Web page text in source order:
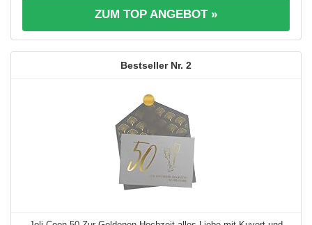
ZUM TOP ANGEBOT »
2